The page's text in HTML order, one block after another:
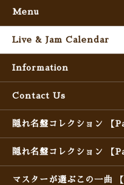
Menu
Live & Jam Calendar
Information
Contact Us
隠れ名盤コレクション 【
隠れ名盤コレクション 【
マスターが選ぶこの一曲